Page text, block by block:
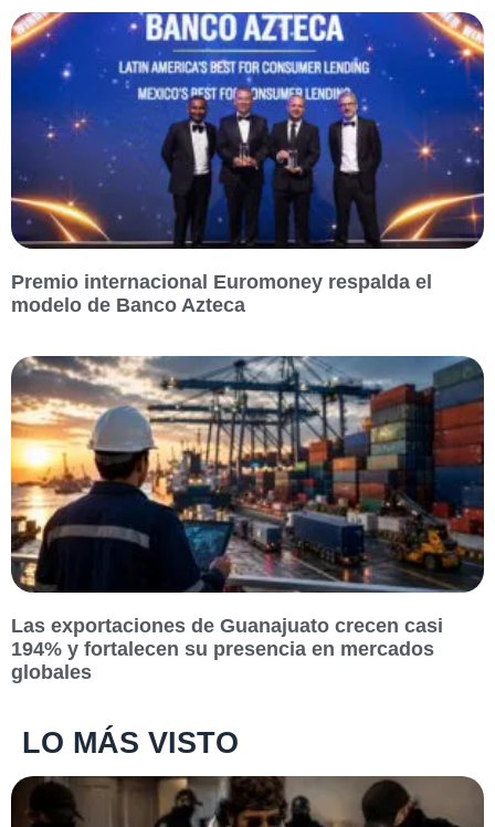
Premio internacional Euromoney respalda el
modelo de Banco Azteca
Las exportaciones de Guanajuato crecen casi
194% y fortalecen su presencia en mercados
globales
LO MÁS VISTO